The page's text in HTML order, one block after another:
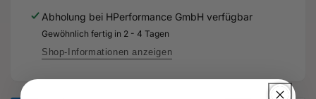
E
-
Original
für
201
E
-
Ersatzteil
Abholung bei HPerformance GmbH verfügbar
Gewöhnlich fertig in 2 - 4 Tagen
Shop-Informationen anzeigen